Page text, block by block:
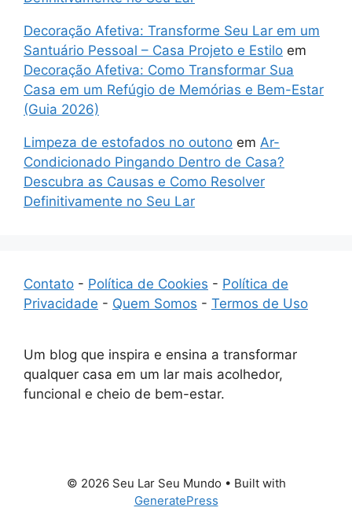
Decoração Afetiva: Transforme Seu Lar em um
Santuário Pessoal – Casa Projeto e Estilo em
Decoração Afetiva: Como Transformar Sua
Casa em um Refúgio de Memórias e Bem-Estar
(Guia 2026)
Limpeza de estofados no outono em Ar-
Condicionado Pingando Dentro de Casa?
Descubra as Causas e Como Resolver
Definitivamente no Seu Lar
Contato - Política de Cookies - Política de
Privacidade - Quem Somos - Termos de Uso
Um blog que inspira e ensina a transformar
qualquer casa em um lar mais acolhedor,
funcional e cheio de bem-estar.
© 2026 Seu Lar Seu Mundo • Built with
GeneratePress